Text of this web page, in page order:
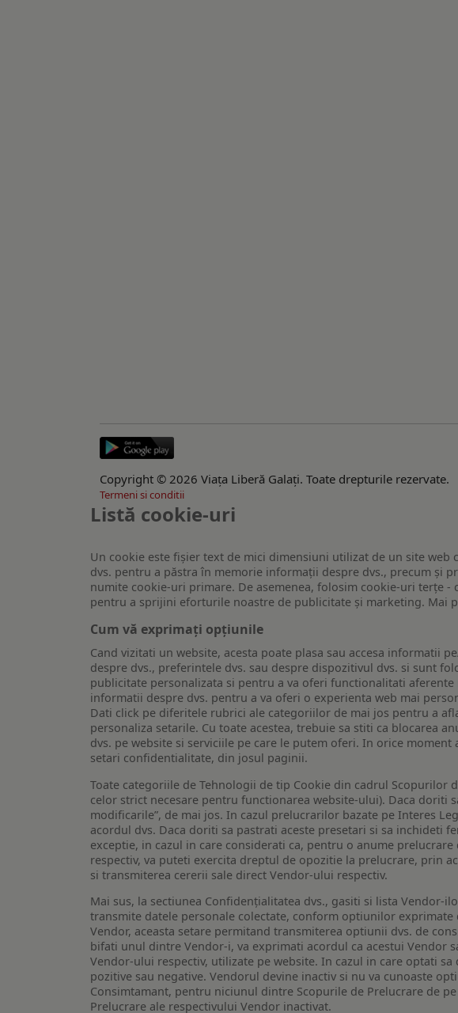
Copyright © 2026 Viaţa Liberă Galaţi. Toate drepturile rezervate.
Termeni si conditii
Listă cookie-uri
Un cookie este fişier text de mici dimensiuni utilizat de un site
dvs. pentru a păstra în memorie informații despre dvs., precum și
numite cookie-uri primare. De asemenea, folosim cookie-uri terțe
pentru a sprijini eforturile noastre de publicitate și marketing. Mai
Cum vă exprimați opțiunile
Cand vizitati un website, acesta poate plasa sau accesa
despre dvs., preferintele dvs. sau despre dispozitivul dvs. si sunt
publicitate personalizata si pentru a va oferi functionalitati
informatii despre dvs. pentru a va oferi o experienta web mai
Dati click pe diferitele rubrici ale categoriilor de mai jos pentru a
personaliza setarile. Cu toate acestea, trebuie sa stiti ca blocarea
dvs. pe website si serviciile pe care le putem oferi. In orice
setari confidentialitate, din josul paginii.
Toate categoriile de Tehnologii de tip Cookie din cadrul Scopurilor
celor strict necesare pentru functionarea website-ului). Daca doriti
modificarile”, de mai jos. In cazul prelucrarilor bazate pe Interes
acordul dvs. Daca doriti sa pastrati aceste presetari si sa inchideti
exceptie, in cazul in care considerati ca, pentru o anume
respectiv, va puteti exercita dreptul de opozitie la prelucrare, prin
si transmiterea cererii sale direct Vendor-ului respectiv.
Mai sus, la sectiunea Confidențialitatea dvs., gasiti si lista Vendor-
transmite datele personale colectate, conform optiunilor
Vendor, aceasta setare permitand transmiterea optiunii dvs. de
bifati unul dintre Vendor-i, va exprimati acordul ca acestui Vendor
Vendor-ului respectiv, utilizate pe website. In cazul in care optati
pozitive sau negative. Vendorul devine inactiv si nu va cunoaste
Consimtamant, pentru niciunul dintre Scopurile de Prelucrare de
Prelucrare ale respectivului Vendor inactivat.